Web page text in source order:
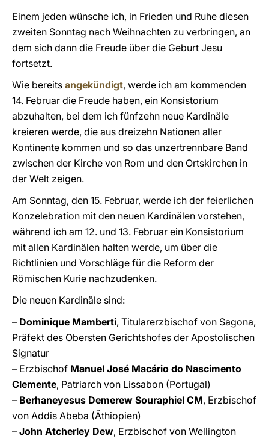
Einem jeden wünsche ich, in Frieden und Ruhe diesen
zweiten Sonntag nach Weihnachten zu verbringen, an
dem sich dann die Freude über die Geburt Jesu
fortsetzt.
Wie bereits angekündigt, werde ich am kommenden
14. Februar die Freude haben, ein Konsistorium
abzuhalten, bei dem ich fünfzehn neue Kardinäle
kreieren werde, die aus dreizehn Nationen aller
Kontinente kommen und so das unzertrennbare Band
zwischen der Kirche von Rom und den Ortskirchen in
der Welt zeigen.
Am Sonntag, den 15. Februar, werde ich der feierlichen
Konzelebration mit den neuen Kardinälen vorstehen,
während ich am 12. und 13. Februar ein Konsistorium
mit allen Kardinälen halten werde, um über die
Richtlinien und Vorschläge für die Reform der
Römischen Kurie nachzudenken.
Die neuen Kardinäle sind:
– Dominique Mamberti, Titularerzbischof von Sagona,
Präfekt des Obersten Gerichtshofes der Apostolischen
Signatur
– Erzbischof Manuel José Macário do Nascimento
Clemente, Patriarch von Lissabon (Portugal)
– Berhaneyesus Demerew Souraphiel CM, Erzbischof
von Addis Abeba (Äthiopien)
– John Atcherley Dew, Erzbischof von Wellington